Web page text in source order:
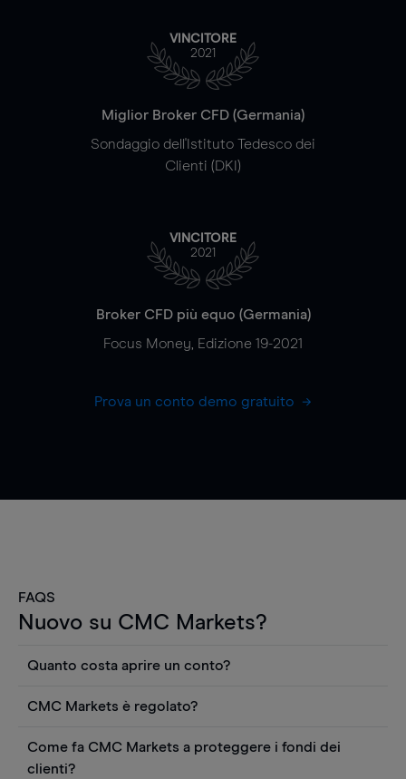
VINCITORE
2021
Miglior Broker CFD (Germania)
Sondaggio dell'Istituto Tedesco dei
Clienti (DKI)
VINCITORE
2021
Broker CFD più equo (Germania)
Focus Money, Edizione 19-2021
Prova un conto demo gratuito
FAQS
Nuovo su CMC Markets?
Quanto costa aprire un conto?
Puoi anche visualizzare gratuitamente i prezzi e
utilizzare strumenti come grafici, notizie Reuters
o rapporti quantitativi sui titoli azionari di
CMC Markets è regolato?
regolamentato dall'Autorità federale tedesca di
Come fa CMC Markets a proteggere i fondi dei
clienti?